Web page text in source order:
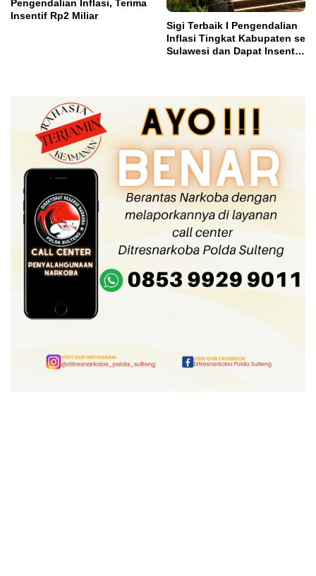
Pengendalian Inflasi, Terima
Insentif Rp2 Miliar
Sigi Terbaik I Pengendalian
Inflasi Tingkat Kabupaten se
Sulawesi dan Dapat Insentif